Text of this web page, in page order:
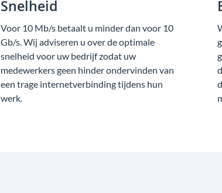
Snelheid
Voor 10 Mb/s betaalt u minder dan voor 10
Gb/s. Wij adviseren u over de optimale
snelheid voor uw bedrijf zodat uw
medewerkers geen hinder ondervinden van
een trage internetverbinding tijdens hun
werk.